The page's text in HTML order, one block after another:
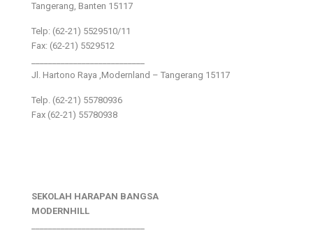
Tangerang, Banten 15117
Telp: (62-21) 5529510/11
Fax: (62-21) 5529512
Jl. Hartono Raya ,Modernland – Tangerang 15117
Telp. (62-21) 55780936
Fax (62-21) 55780938
SEKOLAH HARAPAN BANGSA
MODERNHILL